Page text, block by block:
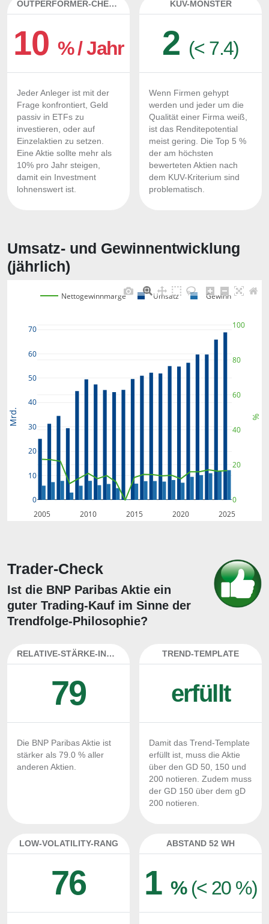
OUTPERFORMER-CHECK
10 % / Jahr
Jeder Anleger ist mit der
Frage konfrontiert, Geld
passiv in ETFs zu
investieren, oder auf
Einzelaktien zu setzen.
Eine Aktie sollte mehr als
10% pro Jahr steigen,
damit ein Investment
lohnenswert ist.
KUV-MONSTER
2 (< 7.4)
Wenn Firmen gehypt
werden und jeder um die
Qualität einer Firma weiß,
ist das Renditepotential
meist gering. Die Top 5 %
der am höchsten
bewerteten Aktien nach
dem KUV-Kriterium sind
problematisch.
Umsatz- und Gewinnentwicklung
(jährlich)
2005 2010 2015 2020 2025
0
10
20
30
40
50
60
70
0
20
40
60
80
100
Nettogewinnmarge Umsatz Gewinn
Mrd. %
Trader-Check
Ist die BNP Paribas Aktie ein
guter Trading-Kauf im Sinne der
Trendfolge-Philosophie?
RELATIVE-STÄRKE-INDEX
79
Die BNP Paribas Aktie ist
stärker als 79.0 % aller
anderen Aktien.
TREND-TEMPLATE
erfüllt
Damit das Trend-Template
erfüllt ist, muss die Aktie
über den GD 50, 150 und
200 notieren. Zudem muss
der GD 150 über dem gD
200 notieren.
LOW-VOLATILITY-RANG
76
ABSTAND 52 WH
1 % (< 20 %)